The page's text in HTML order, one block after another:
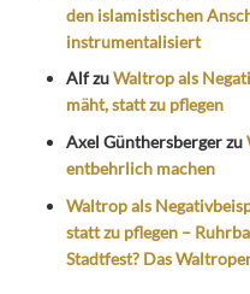
den islamistischen
instrumentalisiert
AlfzuWaltrop als
mäht, statt zu pflegen
Axel Günthersbergerzu
entbehrlich machen
Waltrop als
statt zu pflegen –
Stadtfest? Das